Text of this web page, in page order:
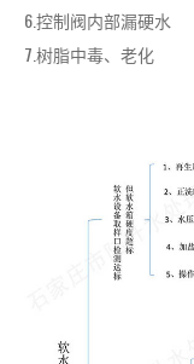
6.控制阀内部漏硬水
7.树脂中毒、老化